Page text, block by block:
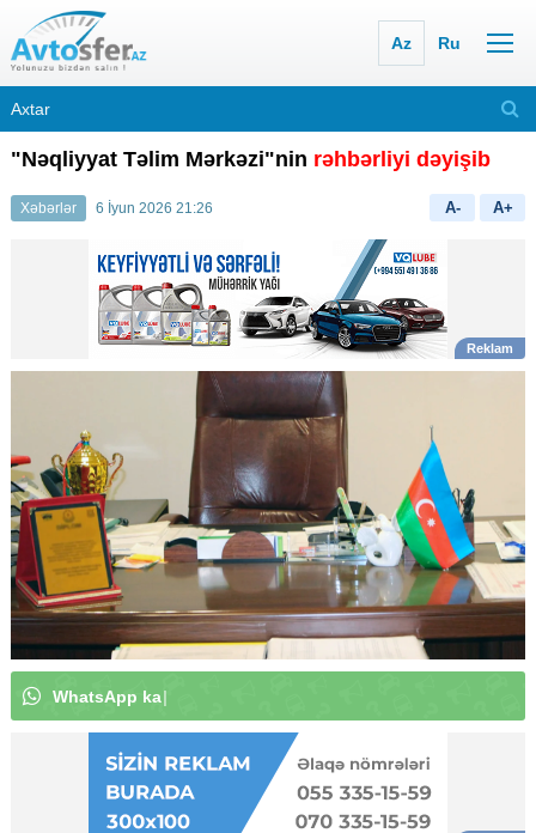
Az Ru
"Nəqliyyat Təlim Mərkəzi"nin rəhbərliyi dəyişib
Xəbərlər 6 İyun 2026 21:26 A- A+
WhatsApp kan